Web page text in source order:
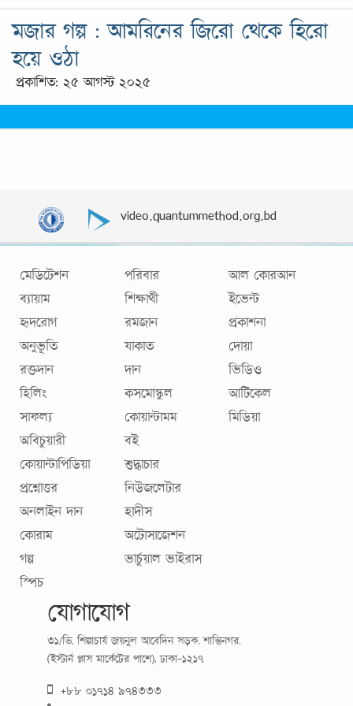
মজার গল্প : আমরিনের জিরো থেকে হিরো
হয়ে ওঠা
প্রকাশিত: ২৫ আগস্ট ২০২৫
video.quantummethod.org.bd
মেডিটেশন
ব্যায়াম
হৃদরোগ
অনুভূতি
রক্তদান
হিলিং
সাফল্য
পরিবার
শিক্ষার্থী
রমজান
যাকাত
দান
কসমোস্কুল
কোয়ান্টামম
আল কোরআন
ইভেন্ট
প্রকাশনা
দোয়া
ভিডিও
আর্টিকেল
মিডিয়া
অবিচুয়ারী
কোয়ান্টাপিডিয়া
প্রশ্নোত্তর
অনলাইন দান
কোরাম
গল্প
স্পিচ
বই
শুদ্ধাচার
নিউজলেটার
হাদীস
অটোসাজেশন
ভার্চুয়াল ভাইরাস
যোগাযোগ
৩১/ভি, শিল্পাচার্য জয়নুল আবেদিন সড়ক, শান্তিনগর,
(ইস্টার্ন প্লাস মার্কেটের পাশে), ঢাকা-১২১৭
+৮৮ ০১৭১৪ ৯৭৪৩৩৩